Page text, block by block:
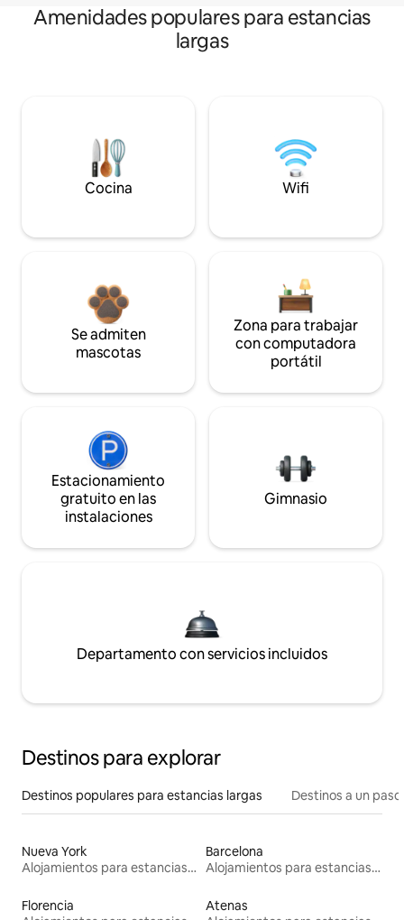
Amenidades populares para estancias
largas
Cocina Wifi
Se admiten
mascotas
Zona para trabajar
con computadora
portátil
Estacionamiento
gratuito en las
instalaciones
Gimnasio
Departamento con servicios incluidos
Destinos para explorar
Destinos populares para estancias largas Destinos a un
Nueva York
Alojamientos para estancias largas
Barcelona
Alojamientos para estancias largas
Florencia
Atenas